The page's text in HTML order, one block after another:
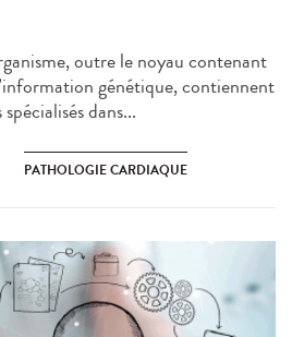
outre le noyau contenant
génétique, contiennent
dans...
PATHOLOGIE CARDIAQUE